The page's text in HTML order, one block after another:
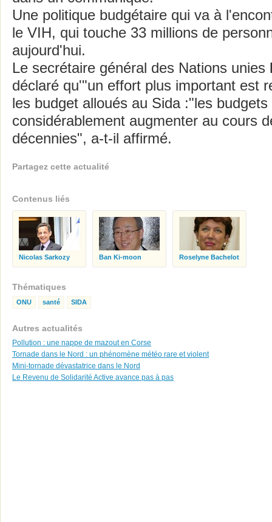
Une politique budgétaire qui va à
le VIH, qui touche 33 millions de
aujourd'hui.
Le secrétaire général des Nations unies
déclaré qu'"un effort plus important est
les budget alloués au Sida :"les budgets
considérablement augmenter au cours
décennies", a-t-il affirmé.
Partagez cette actualité
Contenus liés
Nicolas Sarkozy Ban Ki-moon Roselyne Bachelot
Thématiques
ONU santé SIDA
Autres actualités
Pollution : une nappe de mazout en Corse
Tornade dans le Nord : un phénomène météo rare et violent
Mini-tornade dévastatrice dans le Nord
Le Revenu de Solidarité Active avance pas à pas